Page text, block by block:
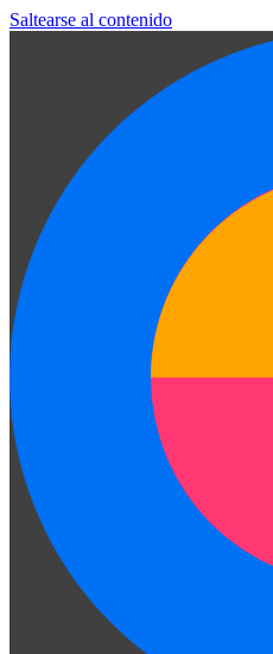
Saltearse al contenido